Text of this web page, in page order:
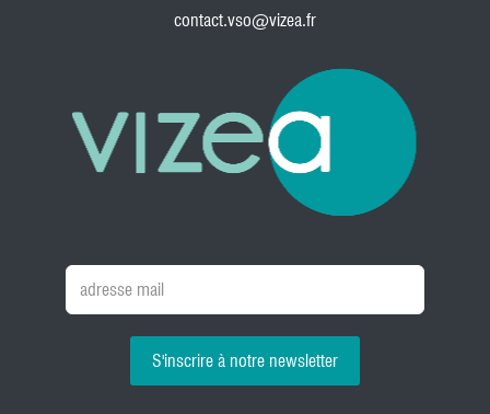
contact.vso@vizea.fr
S'inscrire à notre newsletter